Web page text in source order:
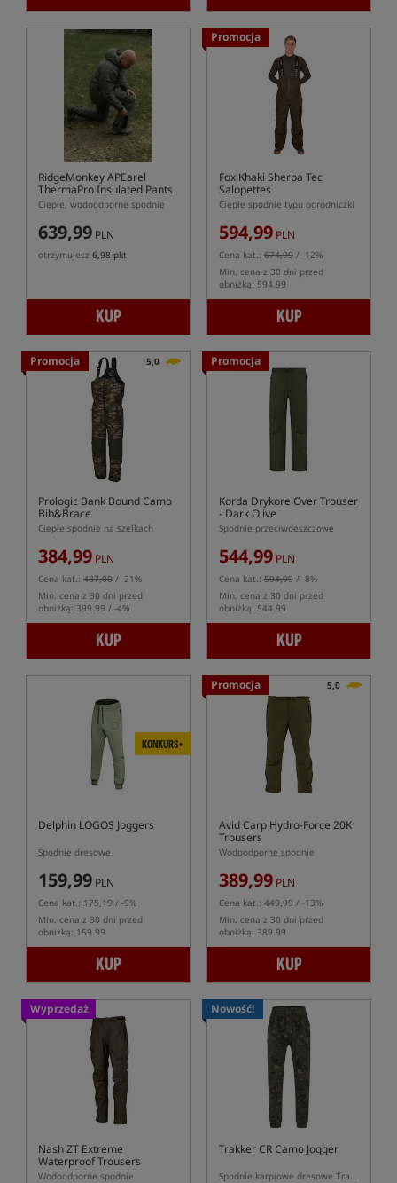
RidgeMonkey APEarel
ThermaPro Insulated Pants
Ciepłe, wodoodporne spodnie
639,99 PLN
otrzymujesz 6,98 pkt
KUP
Promocja
Fox Khaki Sherpa Tec
Salopettes
Ciepłe spodnie typu ogrodniczki
594,99 PLN
Cena kat.: 674,99 / -12%
Min. cena z 30 dni przed
obniżką: 594.99
KUP
Promocja 5,0
Prologic Bank Bound Camo
Bib&Brace
Ciepłe spodnie na szelkach
384,99 PLN
Cena kat.: 487,00 / -21%
Min. cena z 30 dni przed
obniżką: 399.99 / -4%
KUP
Promocja
Korda Drykore Over Trouser
- Dark Olive
Spodnie przeciwdeszczowe
544,99 PLN
Cena kat.: 594,99 / -8%
Min. cena z 30 dni przed
obniżką: 544.99
KUP
KONKURS+
Delphin LOGOS Joggers
Spodnie dresowe
159,99 PLN
Cena kat.: 175,19 / -9%
Min. cena z 30 dni przed
obniżką: 159.99
KUP
Promocja 5,0
Avid Carp Hydro-Force 20K
Trousers
Wodoodporne spodnie
389,99 PLN
Cena kat.: 449,99 / -13%
Min. cena z 30 dni przed
obniżką: 389.99
KUP
Wyprzedaż
Nash ZT Extreme
Waterproof Trousers
Wodoodporne spodnie
Nowość!
Trakker CR Camo Jogger
Spodnie karpiowe dresowe Trakker CR Camo Jogger